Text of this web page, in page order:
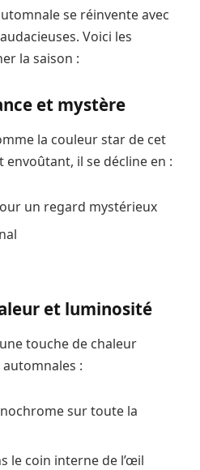
se réinvente avec
Voici les
la saison :
et mystère
la couleur star de cet
il se décline en :
un regard mystérieux
et luminosité
touche de chaleur
:
sur toute la
le coin interne de l’œil